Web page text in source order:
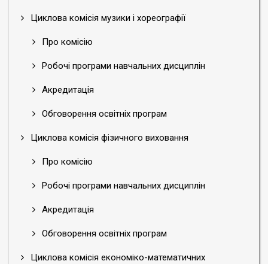
Циклова комісія музики і хореографії
Про комісію
Робочі програми навчальних дисциплін
Акредитація
Обговорення освітніх програм
Циклова комісія фізичного виховання
Про комісію
Робочі програми навчальних дисциплін
Акредитація
Обговорення освітніх програм
Циклова комісія економіко-математичних